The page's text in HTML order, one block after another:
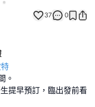
37 0
。
提早預訂，臨出發前看